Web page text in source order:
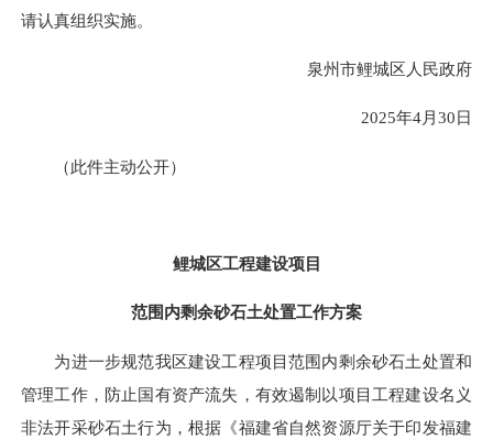
请认真组织实施。
泉州市鲤城区人民政府
2025年4月30日
（此件主动公开）
鲤城区工程建设项目
范围内剩余砂石土处置工作方案
为进一步规范我区建设工程项目范围内剩余砂石土处置和
管理工作，防止国有资产流失，有效遏制以项目工程建设名义
非法开采砂石土行为，根据《福建省自然资源厅关于印发福建